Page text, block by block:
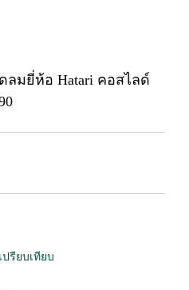
ลมยี่ห้อ Hatari คอสไลด์
เปรียบเทียบ